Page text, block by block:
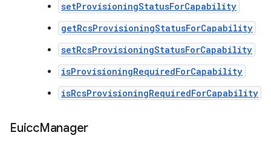
setProvisioningStatusForCapability
getRcsProvisioningStatusForCapability
setRcsProvisioningStatusForCapability
isProvisioningRequiredForCapability
isRcsProvisioningRequiredForCapability
EuiccManager